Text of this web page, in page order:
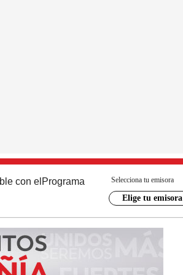
con el Programa Selecciona tu emisora
Elige tu emisora